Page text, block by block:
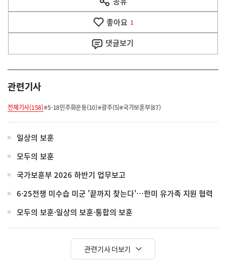
음
열
기
좋아요 1
댓글보기
관련기사
전체기사(158)#5·18민주화운동(10)#광주(5)#국가보훈부(87)
일상의 보훈
모두의 보훈
국가보훈부 2026 하반기 업무보고
6·25전쟁 미수습 미군 '끝까지 찾는다'…한미 유가족 지원 협력
모두의 보훈·일상의 보훈·통합의 보훈
관련기사 더보기